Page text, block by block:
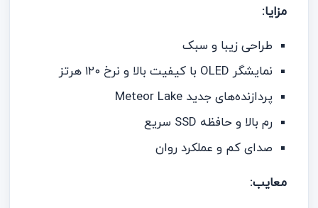
مزایا:
طراحی زیبا و سبک
نمایشگر OLED با کیفیت بالا و نرخ ۱۲۰ هرتز
پردازنده‌های جدید Meteor Lake
رم بالا و حافظه SSD سریع
صدای کم و عملکرد روان
معایب: